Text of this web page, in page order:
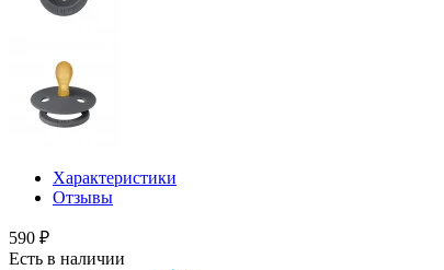
Характеристики
Отзывы
590 ₽
Есть в наличии